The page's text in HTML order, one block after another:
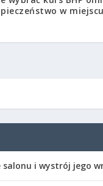
w
salonu i wystrój jego